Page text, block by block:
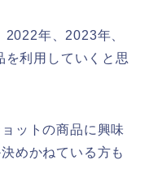
年、2023年、
利用していくと思
ットの商品に興味
めかねている方も